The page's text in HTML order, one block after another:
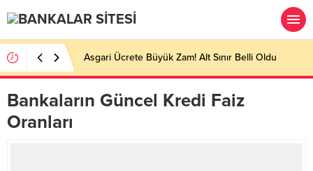
Asgari Ücrete Büyük Zam! Alt Sınır Belli Oldu
Bankaların Güncel Kredi Faiz
Oranları